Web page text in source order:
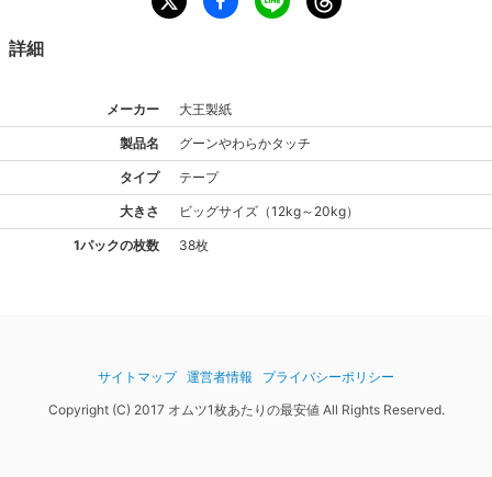
詳細
メーカー 大王製紙
製品名 グーンやわらかタッチ
タイプ テープ
大きさ ビッグサイズ （12kg～20kg）
1パックの枚数 38枚
サイトマップ 運営者情報
プライバシーポリシー
Copyright (C) 2017 オムツ1枚あたりの最安値 All Rights Reserved.